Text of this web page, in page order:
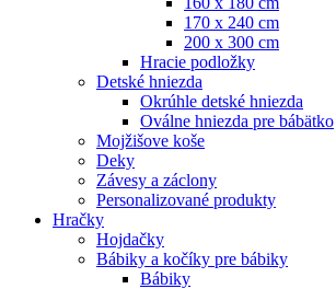
170 x 240 cm
200 x 300 cm
Hracie podložky
Detské hniezda
Okrúhle detské hniezda
Oválne hniezda pre bábätko
Mojžišove koše
Deky
Závesy a záclony
Personalizované produkty
Hračky
Hojdačky
Bábiky a kočíky pre bábiky
Bábiky